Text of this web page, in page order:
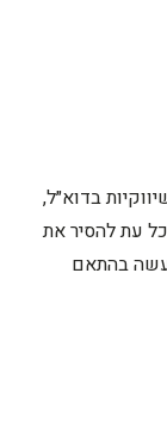
בדוא״ל,
עת להסיר את
בהתאם